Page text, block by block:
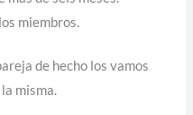
miembros.
de hecho los vamos
misma.